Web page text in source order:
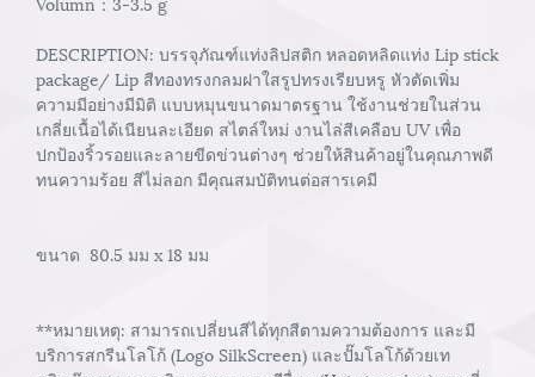
DESCRIPTION: บรรจุภัณฑ์แท่งลิปสติก หลอดหลิดแท่ง Lip stick
package/ Lip สีทองทรงกลมฝาใสรูปทรงเรียบหรู หัวตัดเพิ่ม
ความมีอย่างมีมิติ แบบหมุนขนาดมาตรฐาน ใช้งานช่วยในส่วน
เกลี่ยเนื้อได้เนียนละเอียด สไตล์ใหม่ งานไล่สีเคลือบ UV เพื่อ
ปกป้องริ้วรอยและลายขีดข่วนต่างๆ ช่วยให้สินค้าอยู่ในคุณภาพดี
ทนความร้อย สีไม่ลอก มีคุณสมบัติทนต่อสารเคมี
ขนาด 80.5 มม x 18 มม
**หมายเหตุ: สามารถเปลี่ยนสีได้ทุกสีตามความต้องการ และมี
บริการสกรีนโลโก้ (Logo SilkScreen) และปั๊มโลโก้ด้วยเท